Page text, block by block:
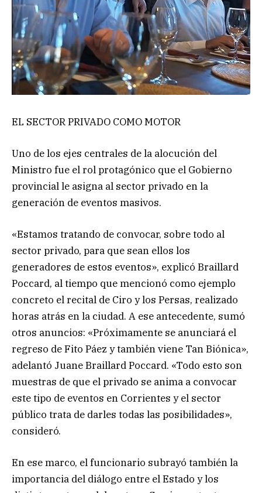
EL SECTOR PRIVADO COMO MOTOR
Uno de los ejes centrales de la alocución del
Ministro fue el rol protagónico que el Gobierno
provincial le asigna al sector privado en la
generación de eventos masivos.
«Estamos tratando de convocar, sobre todo al
sector privado, para que sean ellos los
generadores de estos eventos», explicó Braillard
Poccard, al tiempo que mencionó como ejemplo
concreto el recital de Ciro y los Persas, realizado
horas atrás en la ciudad. A ese antecedente, sumó
otros anuncios: «Próximamente se anunciará el
regreso de Fito Páez y también viene Tan Biónica»,
adelantó Juane Braillard Poccard. «Todo esto son
muestras de que el privado se anima a convocar
este tipo de eventos en Corrientes y el sector
público trata de darles todas las posibilidades»,
consideró.
En ese marco, el funcionario subrayó también la
importancia del diálogo entre el Estado y los